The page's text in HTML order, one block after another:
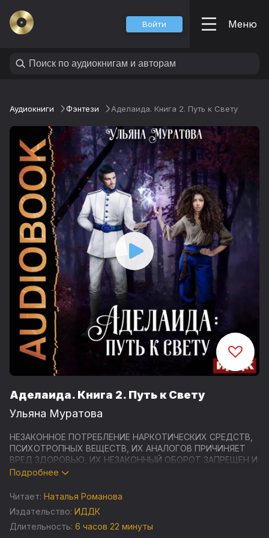
Войти Меню
Аудиокниги Фэнтези Аделаида. Книга 2. Путь к Свету
Аделаида. Книга 2. Путь к Свету
Ульяна Муратова
НЕЗАКОННОЕ ПОТРЕБЛЕНИЕ НАРКОТИЧЕСКИХ СРЕДСТВ,
ПСИХОТРОПНЫХ ВЕЩЕСТВ, ИХ АНАЛОГОВ ПРИЧИНЯЕТ
ВРЕД ЗДОРОВЬЮ, ИХ НЕЗАКОННЫЙ ОБОРОТ ЗАПРЕЩЕН И
ВЛЕЧЕТ УСТАНОВЛЕННУЮ ЗАКОНОДАТЕЛЬСТВОМ
ВНИМАНИЕ! СОДЕРЖИТ СЦЕНЫ РАСПИТИЯ СПИРТНЫХ
НАПИТКОВ. ЧРЕЗМЕРНОЕ УПОТРЕБЛЕНИЕ АЛКОГОЛЯ
ВРЕДИТ ВАШЕМУ ЗДОРОВЬЮ.
Подробнее
Читает: Наталья Романова
Издательство: ИДДК
Длительность: 6 часов 22 минуты